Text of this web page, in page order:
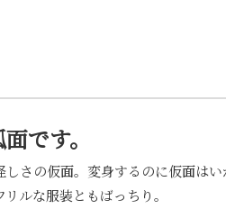
です。
しさの仮面。変身するのに仮面はい
ルな服装ともばっちり。